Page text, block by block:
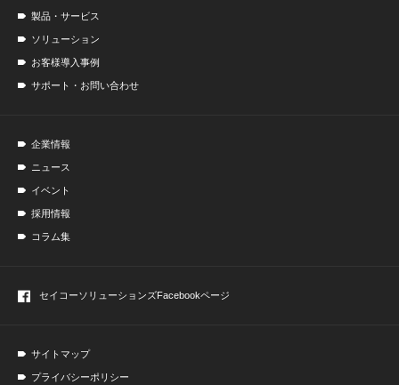
製品・サービス
ソリューション
お客様導入事例
サポート・お問い合わせ
企業情報
ニュース
イベント
採用情報
コラム集
セイコーソリューションズFacebookページ
サイトマップ
プライバシーポリシー